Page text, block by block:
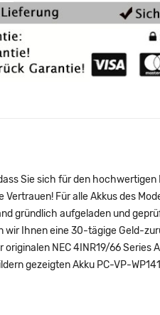
Sie sich für den hochwertigen
Für alle Akkus des
gründlich aufgeladen und
wir Ihnen eine 30-tägige Geld-
NEC 4INR19/66 Series
gezeigten Akku PC-VP-